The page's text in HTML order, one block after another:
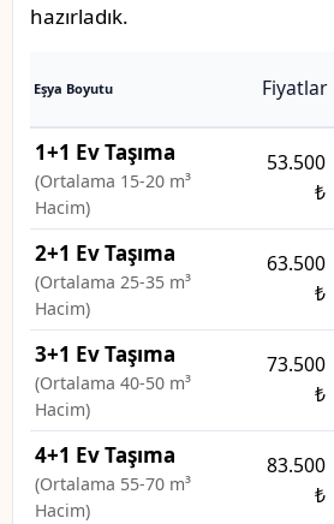
hazırladık.
Eşya Boyutu Fiyatlar
1+1 Ev Taşıma
(Ortalama 15-20 m³
Hacim)
53.500
₺
2+1 Ev Taşıma
(Ortalama 25-35 m³
Hacim)
63.500
₺
3+1 Ev Taşıma
(Ortalama 40-50 m³
Hacim)
73.500
₺
4+1 Ev Taşıma
(Ortalama 55-70 m³
Hacim)
83.500
₺